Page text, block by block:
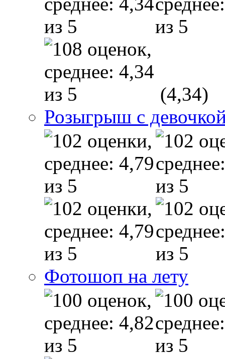
(4,34)
Розыгрыш с
Фотошоп на лету